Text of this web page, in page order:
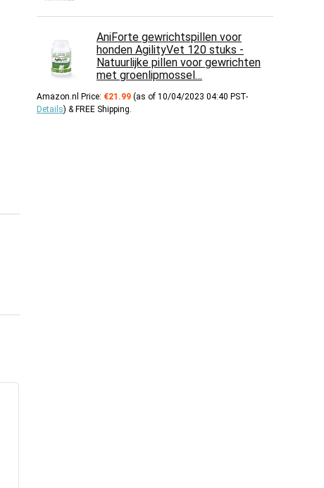
AniForte gewrichtspillen voor
honden AgilityVet 120 stuks -
Natuurlijke pillen voor gewrichten
met groenlipmossel…
Amazon.nl Price: €21.99 (as of 10/04/2023 04:40 PST-
Details) & FREE Shipping.